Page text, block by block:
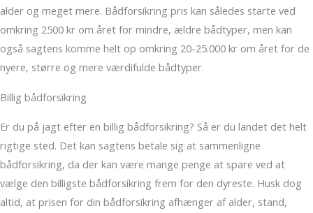
alder og meget mere. Bådforsikring pris kan således starte ved
omkring 2500 kr om året for mindre, ældre bådtyper, men kan
også sagtens komme helt op omkring 20-25.000 kr om året for de
nyere, større og mere værdifulde bådtyper.
Billig bådforsikring
Er du på jagt efter en billig bådforsikring? Så er du landet det helt
rigtige sted. Det kan sagtens betale sig at sammenligne
bådforsikring, da der kan være mange penge at spare ved at
vælge den billigste bådforsikring frem for den dyreste. Husk dog
altid, at prisen for din bådforsikring afhænger af alder, stand,